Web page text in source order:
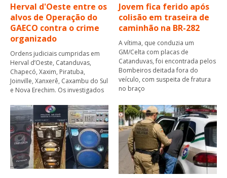
Herval d'Oeste entre os
alvos de Operação do
GAECO contra o crime
organizado
Ordens judiciais cumpridas em
Herval d’Oeste, Catanduvas,
Chapecó, Xaxim, Piratuba,
Joinville, Xanxerê, Caxambu do Sul
e Nova Erechim. Os investigados
Jovem fica ferido após
colisão em traseira de
caminhão na BR-282
A vítima, que conduzia um
GM/Celta com placas de
Catanduvas, foi encontrada pelos
Bombeiros deitada fora do
veículo, com suspeita de fratura
no braço